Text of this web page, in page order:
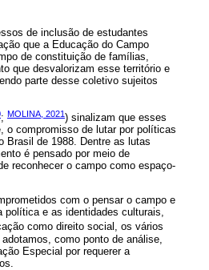
de inclusão de estudantes
que a Educação do Campo
de constituição de famílias,
que desvalorizam esse território e
parte desse coletivo sujeitos
; MOLINA, 2021) sinalizam que esses
o compromisso de lutar por políticas
Brasil de 1988. Dentre as lutas
é pensado por meio de
reconhecer o campo como espaço-
com o pensar o campo e
política e as identidades culturais,
como direito social, os vários
como ponto de análise,
Especial por requerer a